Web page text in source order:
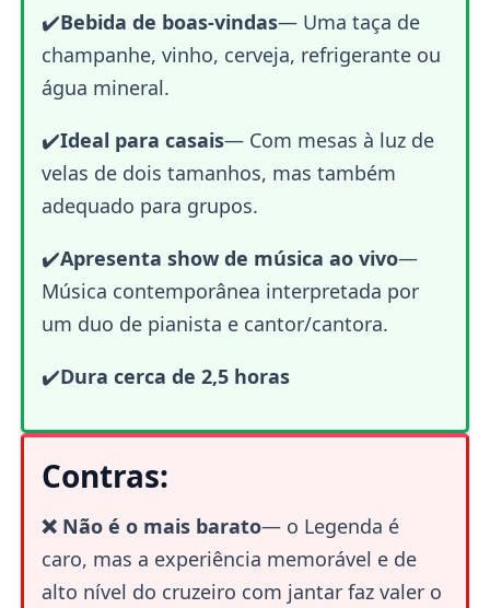
✔️Bebida de boas-vindas— Uma taça de
champanhe, vinho, cerveja, refrigerante ou
água mineral.
✔️Ideal para casais— Com mesas à luz de
velas de dois tamanhos, mas também
adequado para grupos.
✔️Apresenta show de música ao vivo—
Música contemporânea interpretada por
um duo de pianista e cantor/cantora.
✔️Dura cerca de 2,5 horas
Contras:
❌ Não é o mais barato— o Legenda é
caro, mas a experiência memorável e de
alto nível do cruzeiro com jantar faz valer o